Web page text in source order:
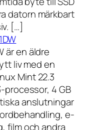
datorn märkbart
[…]
är en äldre
liv med en
Mint 22.3
processor, 4 GB
anslutningar
e-
film och andra